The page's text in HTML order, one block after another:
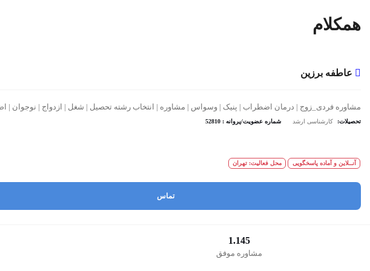
همکلام
عاطفه برزین
مشاوره فردی_زوج | درمان اضطراب | پنیک | وسواس | مشاوره | انتخاب رشته تحصیل | شغل | ازدواج | نوجوان |
تحصیلات: کارشناسی ارشد شماره عضویت/پروانه : 52810
آنــلاین و آماده پاسخگویی محل فعالیت: تهران
تماس
1.145
مشاوره موفق